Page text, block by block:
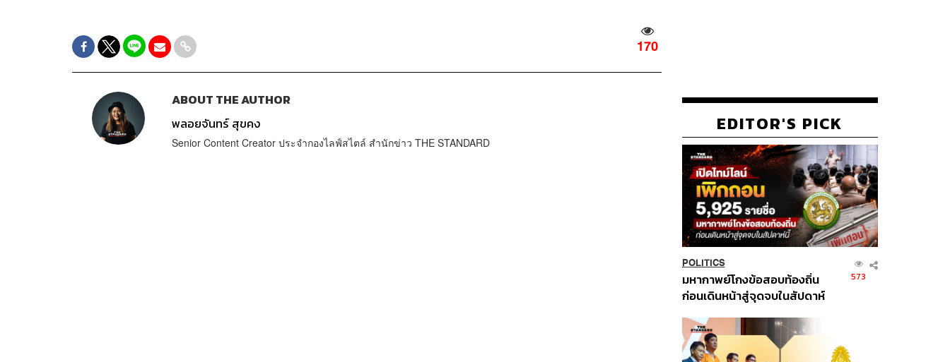
170
ABOUT THE AUTHOR
พลอยจันทร์ สุขคง
Senior Content Creator ประจำกองไลฟ์สไตล์ สำนักข่าว THE STANDARD
EDITOR'S PICK
POLITICS
มหากาพย์โกงข้อสอบท้องถิ่น
ก่อนเดินหน้าสู่จุดจบในสัปดาห์
573